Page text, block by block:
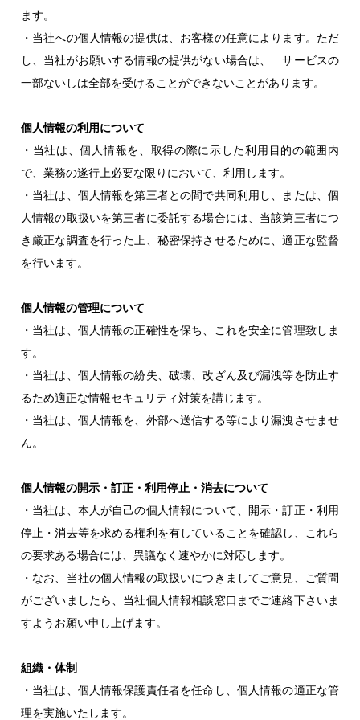
ます。
・当社への個人情報の提供は、お客様の任意によります。ただ
し、当社がお願いする情報の提供がない場合は、 サービスの
一部ないしは全部を受けることができないことがあります。
個人情報の利用について
・当社は、個人情報を、取得の際に示した利用目的の範囲内
で、業務の遂行上必要な限りにおいて、利用します。
・当社は、個人情報を第三者との間で共同利用し、または、個
人情報の取扱いを第三者に委託する場合には、当該第三者につ
き厳正な調査を行った上、秘密保持させるために、適正な監督
を行います。
個人情報の管理について
・当社は、個人情報の正確性を保ち、これを安全に管理致しま
す。
・当社は、個人情報の紛失、破壊、改ざん及び漏洩等を防止す
るため適正な情報セキュリティ対策を講じます。
・当社は、個人情報を、外部へ送信する等により漏洩させませ
ん。
個人情報の開示・訂正・利用停止・消去について
・当社は、本人が自己の個人情報について、開示・訂正・利用
停止・消去等を求める権利を有していることを確認し、これら
の要求ある場合には、異議なく速やかに対応します。
・なお、当社の個人情報の取扱いにつきましてご意見、ご質問
がございましたら、当社個人情報相談窓口までご連絡下さいま
すようお願い申し上げます。
組織・体制
・当社は、個人情報保護責任者を任命し、個人情報の適正な管
理を実施いたします。